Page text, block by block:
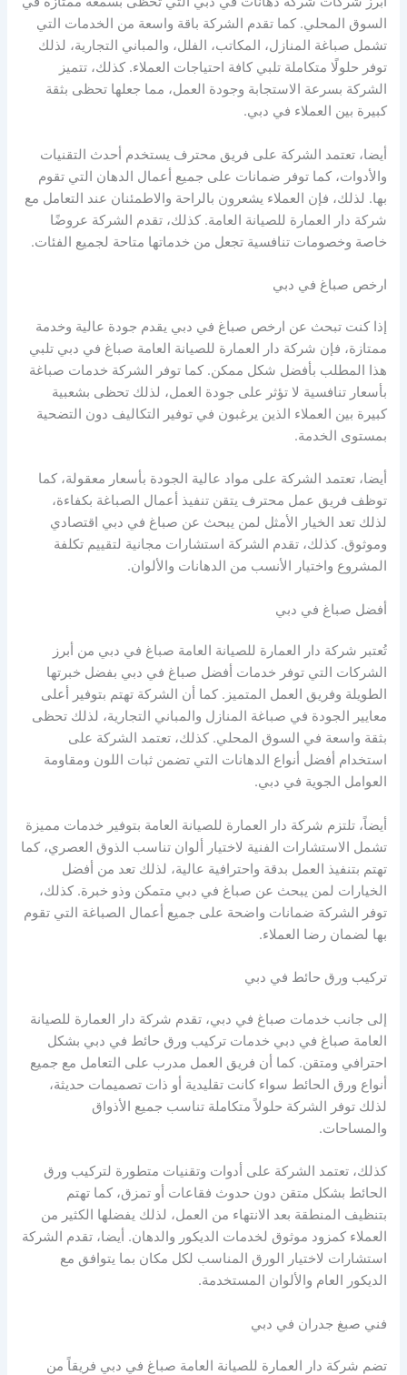
السوق المحلي. كما تقدم الشركة باقة واسعة من الخدمات التي
تشمل صباغة المنازل، المكاتب، الفلل، والمباني التجارية، لذلك
توفر حلولًا متكاملة تلبي كافة احتياجات العملاء. كذلك، تتميز
الشركة بسرعة الاستجابة وجودة العمل، مما جعلها تحظى بثقة
كبيرة بين العملاء في دبي.
أيضا، تعتمد الشركة على فريق محترف يستخدم أحدث التقنيات
والأدوات، كما توفر ضمانات على جميع أعمال الدهان التي تقوم
بها. لذلك، فإن العملاء يشعرون بالراحة والاطمئنان عند التعامل مع
شركة دار العمارة للصيانة العامة. كذلك، تقدم الشركة عروضًا
خاصة وخصومات تنافسية تجعل من خدماتها متاحة لجميع الفئات.
ارخص صباغ في دبي
إذا كنت تبحث عن ارخص صباغ في دبي يقدم جودة عالية وخدمة
ممتازة، فإن شركة دار العمارة للصيانة العامة صباغ في دبي تلبي
هذا المطلب بأفضل شكل ممكن. كما توفر الشركة خدمات صباغة
بأسعار تنافسية لا تؤثر على جودة العمل، لذلك تحظى بشعبية
كبيرة بين العملاء الذين يرغبون في توفير التكاليف دون التضحية
بمستوى الخدمة.
أيضا، تعتمد الشركة على مواد عالية الجودة بأسعار معقولة، كما
توظف فريق عمل محترف يتقن تنفيذ أعمال الصباغة بكفاءة،
لذلك تعد الخيار الأمثل لمن يبحث عن صباغ في دبي اقتصادي
وموثوق. كذلك، تقدم الشركة استشارات مجانية لتقييم تكلفة
المشروع واختيار الأنسب من الدهانات والألوان.
أفضل صباغ في دبي
تُعتبر شركة دار العمارة للصيانة العامة صباغ في دبي من أبرز
الشركات التي توفر خدمات أفضل صباغ في دبي بفضل خبرتها
الطويلة وفريق العمل المتميز. كما أن الشركة تهتم بتوفير أعلى
معايير الجودة في صباغة المنازل والمباني التجارية، لذلك تحظى
بثقة واسعة في السوق المحلي. كذلك، تعتمد الشركة على
استخدام أفضل أنواع الدهانات التي تضمن ثبات اللون ومقاومة
العوامل الجوية في دبي.
أيضاً، تلتزم شركة دار العمارة للصيانة العامة بتوفير خدمات مميزة
تشمل الاستشارات الفنية لاختيار ألوان تناسب الذوق العصري، كما
تهتم بتنفيذ العمل بدقة واحترافية عالية، لذلك تعد من أفضل
الخيارات لمن يبحث عن صباغ في دبي متمكن وذو خبرة. كذلك،
توفر الشركة ضمانات واضحة على جميع أعمال الصباغة التي تقوم
بها لضمان رضا العملاء.
تركيب ورق حائط في دبي
إلى جانب خدمات صباغ في دبي، تقدم شركة دار العمارة للصيانة
العامة صباغ في دبي خدمات تركيب ورق حائط في دبي بشكل
احترافي ومتقن. كما أن فريق العمل مدرب على التعامل مع جميع
أنواع ورق الحائط سواء كانت تقليدية أو ذات تصميمات حديثة،
لذلك توفر الشركة حلولاً متكاملة تناسب جميع الأذواق
والمساحات.
كذلك، تعتمد الشركة على أدوات وتقنيات متطورة لتركيب ورق
الحائط بشكل متقن دون حدوث فقاعات أو تمزق، كما تهتم
بتنظيف المنطقة بعد الانتهاء من العمل، لذلك يفضلها الكثير من
العملاء كمزود موثوق لخدمات الديكور والدهان. أيضا، تقدم الشركة
استشارات لاختيار الورق المناسب لكل مكان بما يتوافق مع
الديكور العام والألوان المستخدمة.
فني صبغ جدران في دبي
تضم شركة دار العمارة للصيانة العامة صباغ في دبي فريقاً من